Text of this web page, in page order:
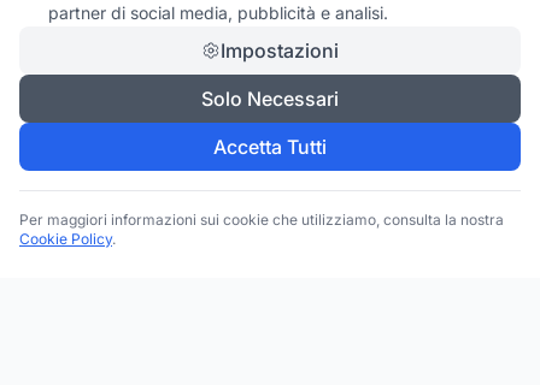
partner di social media, pubblicità e analisi.
Impostazioni
Solo Necessari
Accetta Tutti
Per maggiori informazioni sui cookie che utilizziamo, consulta la nostra
Cookie Policy.